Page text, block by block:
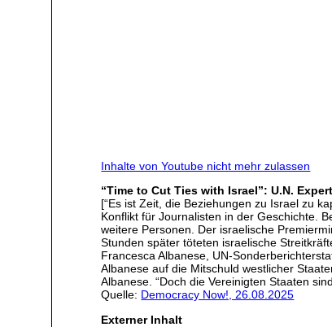
Inhalte von Youtube nicht mehr zulassen
“Time to Cut Ties with Israel”: U.N.
[“Es ist Zeit, die Beziehungen zu Israel zu
Konflikt für Journalisten in der Geschichte.
weitere Personen. Der israelische
Stunden später töteten israelische
Francesca Albanese, UN-
Albanese auf die Mitschuld westlicher
Albanese. “Doch die Vereinigten Staaten
Quelle: Democracy Now!, 26.08.2025
Externer Inhalt